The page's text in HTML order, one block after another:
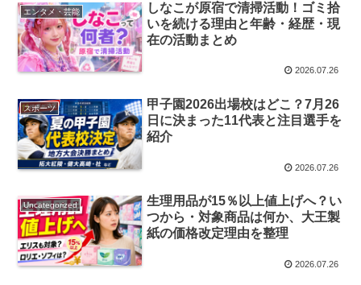
エンタメ・芸能
しなこが原宿で清掃活動！ゴミ拾
いを続ける理由と年齢・経歴・現
在の活動まとめ
2026.07.26
スポーツ
甲子園2026出場校はどこ？7月26
日に決まった11代表と注目選手を
紹介
2026.07.26
Uncategorized
生理用品が15％以上値上げへ？い
つから・対象商品は何か、大王製
紙の価格改定理由を整理
2026.07.26